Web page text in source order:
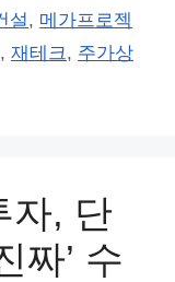
설 , 메가프로젝
, 재테크, 주가상
자, 단
짜’ 수